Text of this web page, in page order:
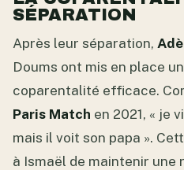
SÉPARATION
Après leur séparation,
Doums ont mis en place
coparentalité efficace.
Paris Match en 2021, « je
mais il voit son papa ».
à Ismaël de maintenir une